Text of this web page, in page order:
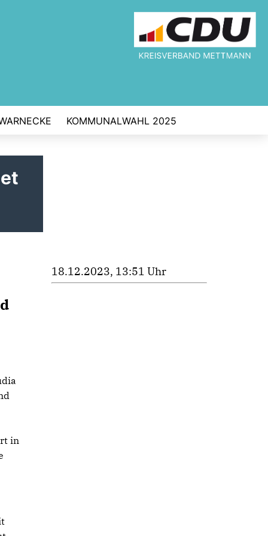
KOMMUNALWAHL 2025
in
18.12.2023, 13:51 Uhr